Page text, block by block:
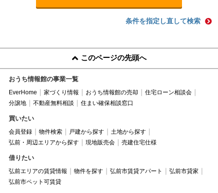
条件を指定し直して検索
このページの先頭へ
おうち情報館の事業一覧
EverHome 家づくり情報 おうち情報館の売却
住宅ローン相談会
分譲地
不動産無料相談 住まい確保相談窓口
買いたい
会員登録 物件検索 戸建から探す
土地から探す
弘前・周辺エリアから探す
現地販売会 売建住宅仕様
借りたい
弘前エリアの賃貸情報 物件を探す 弘前市賃貸アパート
弘前市貸家
弘前市ペット可賃貸